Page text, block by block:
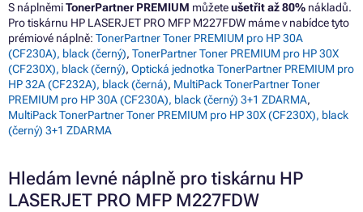
S náplněmiTonerPartner PREMIUM můžeteušetřit až 80% nákladů.
Pro tiskárnu HP LASERJET PRO MFP M227FDW máme v nabídce tyto
prémiové náplně: TonerPartner Toner PREMIUM pro HP 30A
(CF230A), black (černý), TonerPartner Toner PREMIUM pro HP 30X
(CF230X), black (černý), Optická jednotka TonerPartner PREMIUM pro
HP 32A (CF232A), black (černá), MultiPack TonerPartner Toner
PREMIUM pro HP 30A (CF230A), black (černý) 3+1 ZDARMA,
MultiPack TonerPartner Toner PREMIUM pro HP 30X (CF230X), black
(černý) 3+1 ZDARMA
Hledám levné náplně pro tiskárnu HP
LASERJET PRO MFP M227FDW